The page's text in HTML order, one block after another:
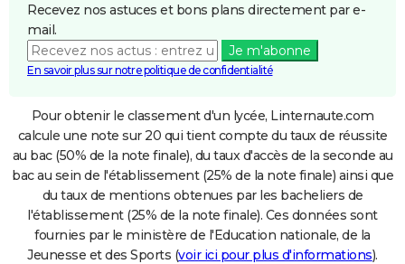
Recevez nos astuces et bons plans directement par e-
mail.
Je m'abonne
En savoir plus sur notre politique de confidentialité
Pour obtenir le classement d'un lycée, Linternaute.com
calcule une note sur 20 qui tient compte du taux de réussite
au bac (50% de la note finale), du taux d'accès de la seconde au
bac au sein de l'établissement (25% de la note finale) ainsi que
du taux de mentions obtenues par les bacheliers de
l'établissement (25% de la note finale). Ces données sont
fournies par le ministère de l'Education nationale, de la
Jeunesse et des Sports (voir ici pour plus d'informations).